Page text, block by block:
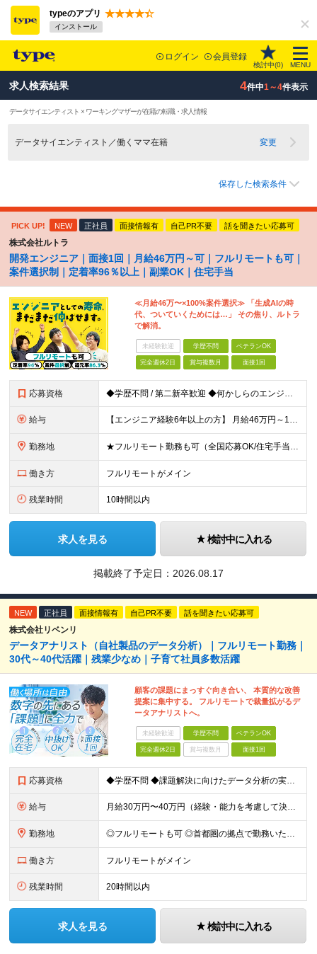
typeのアプリ
インストール
ログイン 会員登録
検討中(0) MENU
求人検索結果 4件中1～4件表示
データサイエンティスト × ワーキングマザーが在籍の転職・求人情報
データサイエンティスト／働くママ在籍 変更
保存した検索条件
PICK UP! NEW 正社員 面接情報有 自己PR不要 話を聞きたい応募可
株式会社ルトラ
開発エンジニア｜面接1回｜月給46万円～可｜フルリモートも可｜
案件選択制｜定着率96％以上｜副業OK｜住宅手当
≪月給46万〜×100%案件選択≫ 「生成AIの時
代、ついていくためには…」 その焦り、ルトラ
で解消。
未経験歓迎 学歴不問 ベテランOK
完全週休2日 賞与複数月 面接1回
応募資格 ◆学歴不問 / 第二新卒歓迎 ◆何かしらのエンジニア経験をお持ちの方 （言語・期間・フェーズ不問） 経験浅めの方も遠慮なくご応募ください！ ■入社前Q＆A ────── ◎実力に見合った報酬が手に
給与 【エンジニア経験6年以上の方】 月給46万円～100万円（固定残業代含む） ※上記月給には月30時間分の固定残業代（月8万7,400円～月19万円）を含む。超過分は全額支給。 【エンジニア経験4年以
勤務地 ★フルリモート勤務も可（全国応募OK/住宅手当を支給します） ※案件によって常駐が必要になる場合があります。 ※希望がない限り、転勤はありません ※U・Iターン歓迎 ★ルトラの社員は全国各地で活躍中
働き方 フルリモートがメイン
残業時間 10時間以内
求人を見る 検討中に入れる
掲載終了予定日： 2026.08.17
NEW 正社員 面接情報有 自己PR不要 話を聞きたい応募可
株式会社リベンリ
データアナリスト（自社製品のデータ分析）｜フルリモート勤務｜
30代～40代活躍｜残業少なめ｜子育て社員多数活躍
顧客の課題にまっすぐ向き合い、 本質的な改善
提案に集中する。 フルリモートで裁量拡がるデ
ータアナリストへ。
未経験歓迎 学歴不問 ベテランOK
完全週休2日 賞与複数月 面接1回
応募資格 ◆学歴不問 ◆課題解決に向けたデータ分析の実務経験 ※事業会社でのご経験をお持ちの方、 データ分析～プレゼンまでのご経験をお持ちの方は尚歓迎します ＜歓迎要件・求める人物像＞ ◎複雑な課題を整理し
給与 月給30万円〜40万円（経験・能力を考慮して決定） ※固定残業代20時間分（4.0〜5.5万円）含む／超過分は全額支給 ※経験・スキルを考慮のうえ決定いたします ※6ヶ月の試用期間あり。期間中の待遇に
勤務地 ◎フルリモートも可 ◎首都圏の拠点で勤務いただくことを想定しております ■本社（湘南本社） 神奈川県藤沢市辻堂神台2-2-1 アイクロス湘南8階 └JR東海道線「辻堂駅」徒歩3分 ■東北支社 秋田
働き方 フルリモートがメイン
残業時間 20時間以内
求人を見る 検討中に入れる